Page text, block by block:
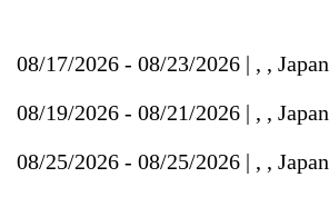
08/17/2026 - 08/23/2026 | , , Japan
08/19/2026 - 08/21/2026 | , , Japan
08/25/2026 - 08/25/2026 | , , Japan